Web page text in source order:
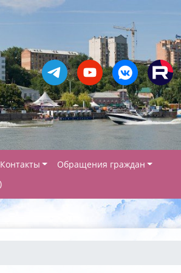
Контакты
Обращения граждан